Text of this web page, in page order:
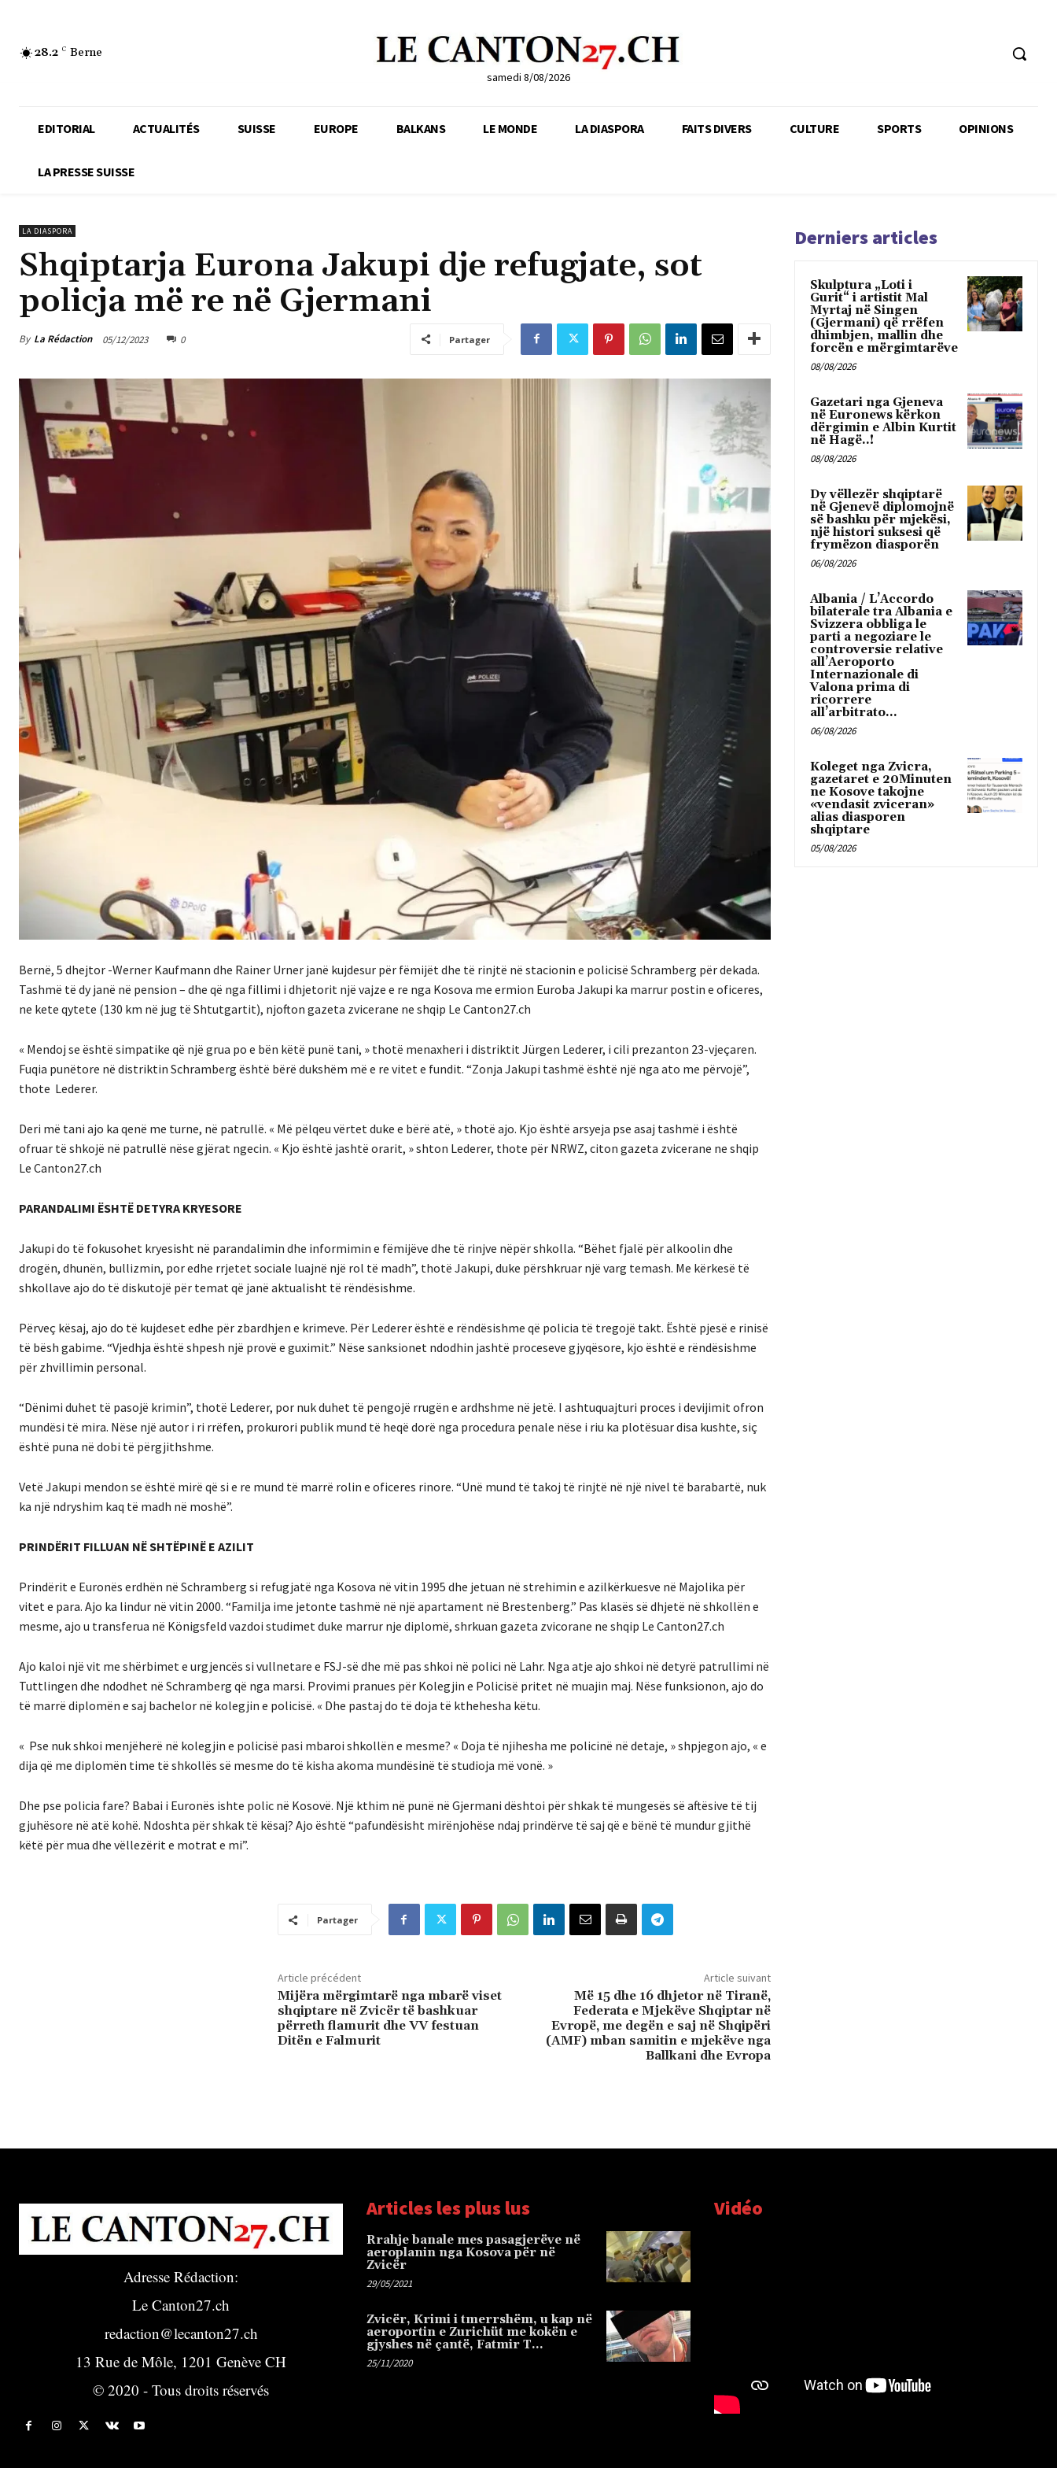
28.2 C Berne
samedi 8/08/2026
EDITORIAL ACTUALITÉS SUISSE EUROPE BALKANS LE MONDE LA DIASPORA FAITS DIVERS CULTURE SPORTS OPINIONS
LA PRESSE SUISSE
LA DIASPORA
Shqiptarja Eurona Jakupi dje refugjate, sot
policja më re në Gjermani
By La Rédaction 05/12/2023 0 Partager
Bernë, 5 dhejtor -Werner Kaufmann dhe Rainer Urner janë kujdesur për fëmijët dhe të rinjtë në stacionin e policisë Schramberg për dekada.
Tashmë të dy janë në pension – dhe që nga fillimi i dhjetorit një vajze e re nga Kosova me ermion Euroba Jakupi ka marrur postin e oficeres,
ne kete qytete (130 km në jug të Shtutgartit), njofton gazeta zvicerane ne shqip Le Canton27.ch
« Mendoj se është simpatike që një grua po e bën këtë punë tani, » thotë menaxheri i distriktit Jürgen Lederer, i cili prezanton 23-vjeçaren.
Fuqia punëtore në distriktin Schramberg është bërë dukshëm më e re vitet e fundit. “Zonja Jakupi tashmë është një nga ato me përvojë”,
thote Lederer.
Deri më tani ajo ka qenë me turne, në patrullë. « Më pëlqeu vërtet duke e bërë atë, » thotë ajo. Kjo është arsyeja pse asaj tashmë i është
ofruar të shkojë në patrullë nëse gjërat ngecin. « Kjo është jashtë orarit, » shton Lederer, thote për NRWZ, citon gazeta zvicerane ne shqip
Le Canton27.ch
PARANDALIMI ËSHTË DETYRA KRYESORE
Jakupi do të fokusohet kryesisht në parandalimin dhe informimin e fëmijëve dhe të rinjve nëpër shkolla. “Bëhet fjalë për alkoolin dhe
drogën, dhunën, bullizmin, por edhe rrjetet sociale luajnë një rol të madh”, thotë Jakupi, duke përshkruar një varg temash. Me kërkesë të
shkollave ajo do të diskutojë për temat që janë aktualisht të rëndësishme.
Përveç kësaj, ajo do të kujdeset edhe për zbardhjen e krimeve. Për Lederer është e rëndësishme që policia të tregojë takt. Është pjesë e rinisë
të bësh gabime. “Vjedhja është shpesh një provë e guximit.” Nëse sanksionet ndodhin jashtë proceseve gjyqësore, kjo është e rëndësishme
për zhvillimin personal.
“Dënimi duhet të pasojë krimin”, thotë Lederer, por nuk duhet të pengojë rrugën e ardhshme në jetë. I ashtuquajturi proces i devijimit ofron
mundësi të mira. Nëse një autor i ri rrëfen, prokurori publik mund të heqë dorë nga procedura penale nëse i riu ka plotësuar disa kushte, siç
është puna në dobi të përgjithshme.
Vetë Jakupi mendon se është mirë që si e re mund të marrë rolin e oficeres rinore. “Unë mund të takoj të rinjtë në një nivel të barabartë, nuk
ka një ndryshim kaq të madh në moshë”.
PRINDËRIT FILLUAN NË SHTËPINË E AZILIT
Prindërit e Euronës erdhën në Schramberg si refugjatë nga Kosova në vitin 1995 dhe jetuan në strehimin e azilkërkuesve në Majolika për
vitet e para. Ajo ka lindur në vitin 2000. “Familja ime jetonte tashmë në një apartament në Brestenberg.” Pas klasës së dhjetë në shkollën e
mesme, ajo u transferua në Königsfeld vazdoi studimet duke marrur nje diplomë, shrkuan gazeta zvicorane ne shqip Le Canton27.ch
Ajo kaloi një vit me shërbimet e urgjencës si vullnetare e FSJ-së dhe më pas shkoi në polici në Lahr. Nga atje ajo shkoi në detyrë patrullimi në
Tuttlingen dhe ndodhet në Schramberg që nga marsi. Provimi pranues për Kolegjin e Policisë pritet në muajin maj. Nëse funksionon, ajo do
të marrë diplomën e saj bachelor në kolegjin e policisë. « Dhe pastaj do të doja të kthehesha këtu.
« Pse nuk shkoi menjëherë në kolegjin e policisë pasi mbaroi shkollën e mesme? « Doja të njihesha me policinë në detaje, » shpjegon ajo, « e
dija që me diplomën time të shkollës së mesme do të kisha akoma mundësinë të studioja më vonë. »
Dhe pse policia fare? Babai i Euronës ishte polic në Kosovë. Një kthim në punë në Gjermani dështoi për shkak të mungesës së aftësive të tij
gjuhësore në atë kohë. Ndoshta për shkak të kësaj? Ajo është “pafundësisht mirënjohëse ndaj prindërve të saj që e bënë të mundur gjithë
këtë për mua dhe vëllezërit e motrat e mi”.
Partager
Article précédent
Mijëra mërgimtarë nga mbarë viset
shqiptare në Zvicër të bashkuar
përreth flamurit dhe VV festuan
Ditën e Falmurit
Article suivant
Më 15 dhe 16 dhjetor në Tiranë,
Federata e Mjekëve Shqiptar në
Evropë, me degën e saj në Shqipëri
(AMF) mban samitin e mjekëve nga
Ballkani dhe Evropa
Derniers articles
Skulptura „Loti i
Gurit“ i artistit Mal
Myrtaj në Singen
(Gjermani) që rrëfen
dhimbjen, mallin dhe
forcën e mërgimtarëve
08/08/2026
Gazetari nga Gjeneva
në Euronews kërkon
dërgimin e Albin Kurtit
në Hagë..!
08/08/2026
Dy vëllezër shqiptarë
në Gjenevë diplomojnë
së bashku për mjekësi,
një histori suksesi që
frymëzon diasporën
06/08/2026
Albania / L’Accordo
bilaterale tra Albania e
Svizzera obbliga le
parti a negoziare le
controversie relative
all’Aeroporto
Internazionale di
Valona prima di
ricorrere
all’arbitrato...
06/08/2026
Koleget nga Zvicra,
gazetaret e 20Minuten
ne Kosove takojne
«vendasit zviceran»
alias diasporen
shqiptare
05/08/2026
Adresse Rédaction:
Le Canton27.ch
redaction@lecanton27.ch
13 Rue de Môle, 1201 Genève CH
© 2020 - Tous droits réservés
Articles les plus lus
Rrahje banale mes pasagjerëve në
aeroplanin nga Kosova për në
Zvicër
29/05/2021
Zvicër, Krimi i tmerrshëm, u kap në
aeroportin e Zurichüt me kokën e
gjyshes në çantë, Fatmir T…
25/11/2020
Vidéo